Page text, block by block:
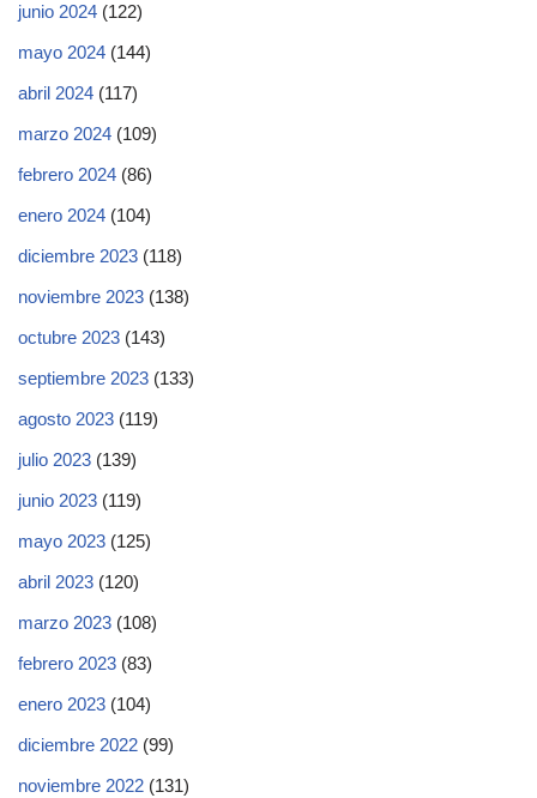
junio 2024 (122)
mayo 2024 (144)
abril 2024 (117)
marzo 2024 (109)
febrero 2024 (86)
enero 2024 (104)
diciembre 2023 (118)
noviembre 2023 (138)
octubre 2023 (143)
septiembre 2023 (133)
agosto 2023 (119)
julio 2023 (139)
junio 2023 (119)
mayo 2023 (125)
abril 2023 (120)
marzo 2023 (108)
febrero 2023 (83)
enero 2023 (104)
diciembre 2022 (99)
noviembre 2022 (131)